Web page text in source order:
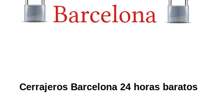
Cerrajeros Barcelona 24 horas baratos